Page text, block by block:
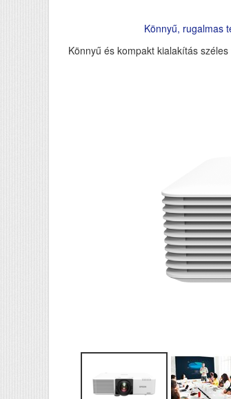
Könnyű, rugalmas
Könnyű és kompakt kialakítás